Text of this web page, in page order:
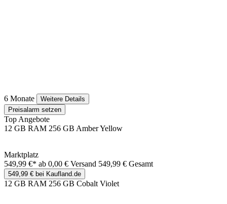
6 Monate
Weitere Details
Preisalarm setzen
Top Angebote
12 GB RAM 256 GB Amber Yellow
Marktplatz
549,99 €* ab 0,00 € Versand 549,99 € Gesamt
549,99 € bei Kaufland.de
12 GB RAM 256 GB Cobalt Violet